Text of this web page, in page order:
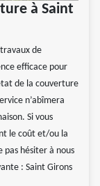
à Saint
de
efficace pour
de la couverture
n’abîmera
Si vous
le coût et/ou la
pas hésiter à nous
: Saint Girons